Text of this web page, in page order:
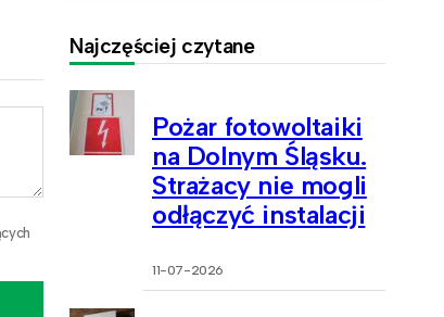
Najczęściej czytane
Pożar fotowoltaiki
na Dolnym Śląsku.
Strażacy nie mogli
odłączyć instalacji
11-07-2026